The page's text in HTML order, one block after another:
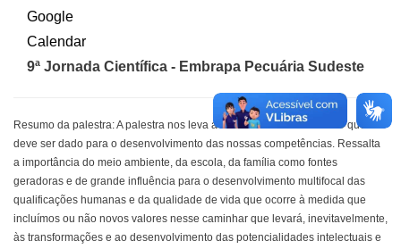
9ª Jornada Científica - Embrapa Pecuária Sudeste
Resumo da palestra: A palestra nos leva a refletir sobre o novo rumo que
deve ser dado para o desenvolvimento das nossas competências. Ressalta
a importância do meio ambiente, da escola, da família como fontes
geradoras e de grande influência para o desenvolvimento multifocal das
qualificações humanas e da qualidade de vida que ocorre à medida que
incluímos ou não novos valores nesse caminhar que levará, inevitavelmente,
às transformações e ao desenvolvimento das potencialidades intelectuais e